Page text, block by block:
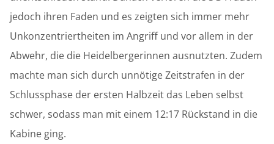
jedoch ihren Faden und es zeigten sich immer mehr
Unkonzentriertheiten im Angriff und vor allem in der
Abwehr, die die Heidelbergerinnen ausnutzten. Zudem
machte man sich durch unnötige Zeitstrafen in der
Schlussphase der ersten Halbzeit das Leben selbst
schwer, sodass man mit einem 12:17 Rückstand in die
Kabine ging.